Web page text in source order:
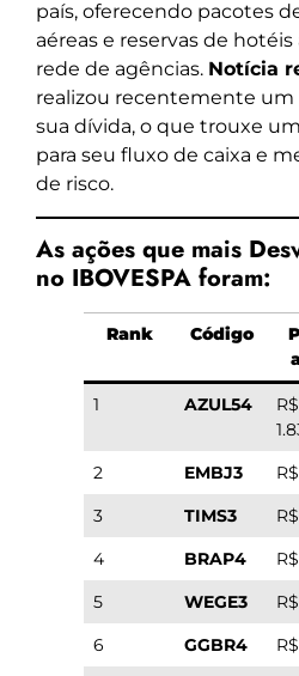
país, oferecendo pacotes
aéreas e reservas de
rede de agências. Notícia
realizou recentemente
sua dívida, o que trouxe
para seu fluxo de caixa e
de risco.
As ações que mais
no IBOVESPA foram:
Rank Código
1 AZUL54
R$
2 EMBJ3
3
TIMS3
4
BRAP4
5
WEGE3
6
GGBR4